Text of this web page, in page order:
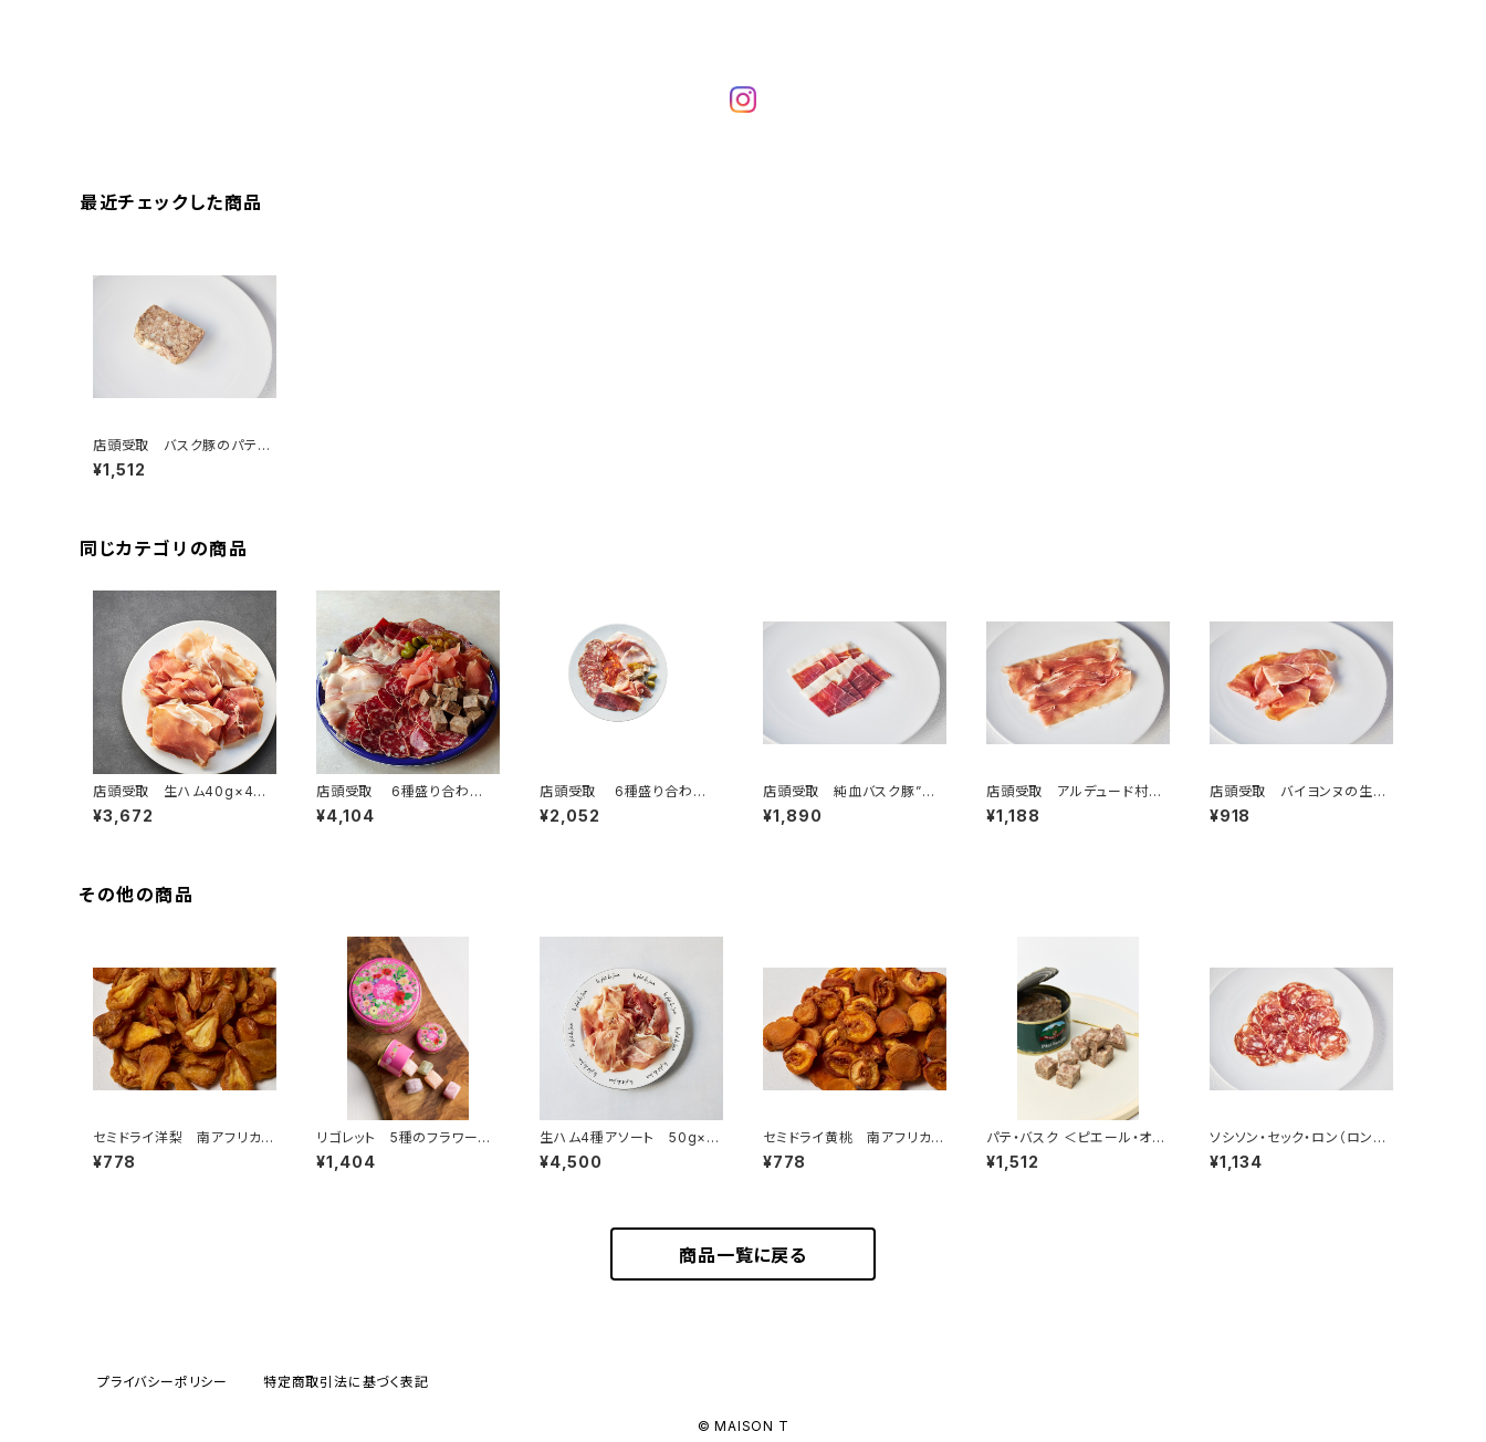
最近チェックした商品
店頭受取 バスク豚のパテ
1枚 100g ＜ピエール・オテ
イザ＞(フランス・バスク)
¥1,512
同じカテゴリの商品
店頭受取 生ハム40g×4
種 （3～4名様）＜フランス・
バスク、オーヴェルニ＞
¥3,672
店頭受取 6種盛り合わ
せ ”グラン”（4名様）
¥4,104
店頭受取 6種盛り合わ
せ ”スタンダード”（2名様）
¥2,052
店頭受取 純血バスク豚”キ
ントア” 生ハム 50g 手切
りスライス ＜ピエール・オテイ
¥1,890
店頭受取 アルデュード村の
生ハム 50g ＜ピエール・オ
テイザ＞(フランス・バスク)
¥1,188
店頭受取 バイヨンヌの生ハ
ム12ヶ月以上熟成 50g ＜
ピエール・オテイザ＞(フラン
¥918
その他の商品
セミドライ洋梨 南アフリカ
産 100g
¥778
リゴレット 5種のフラワー
5個入（フランス・ナント）
¥1,404
生ハム4種アソート 50g×4
＜フランス・バスク、オーヴェル
ニュ＞
¥4,500
セミドライ黄桃 南アフリカ
産 100g
¥778
パテ・バスク ＜ピエール・オテ
イザ＞(フランス・バスク)
¥1,512
ソシソン・セック・ロン（ロンブ
リデ） 50g ＜メゾン・ラボリ
ー＞(フランス・オーヴェルニ
¥1,134
商品一覧に戻る
プライバシーポリシー 特定商取引法に基づく表記
© MAISON T